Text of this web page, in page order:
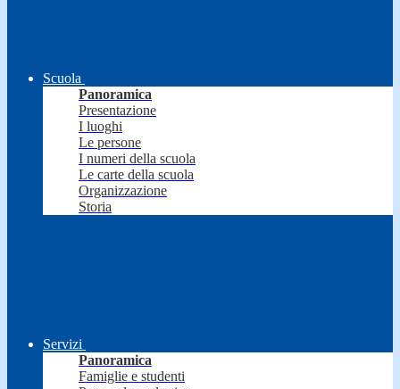
Scuola
Panoramica
Presentazione
I luoghi
Le persone
I numeri della scuola
Le carte della scuola
Organizzazione
Storia
Servizi
Panoramica
Famiglie e studenti